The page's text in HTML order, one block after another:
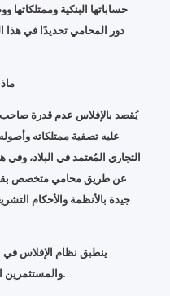
حساباتها البنكية
دور المحامي تحديدًا في
يُقصد بالإفلاس عدم قدرة صاحب
عليه تصفية ممتلكاته
التجاري المُعتمد في البلاد، وفي
عن طريق محامي متخصص
جيدة بالأنظمة والأحكام
ينطبق نظام الإفلاس
والمستثمرين الأجانب ورواد الأعمال والمهنيين والتجار.